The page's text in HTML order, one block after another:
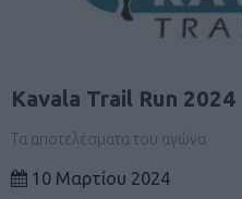
Kavala Trail Run 2024
Τα αποτελέσματα του αγώνα
10 Μαρτίου 2024